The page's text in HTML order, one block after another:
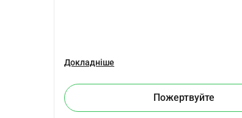
Докладніше
Пожертвуйте